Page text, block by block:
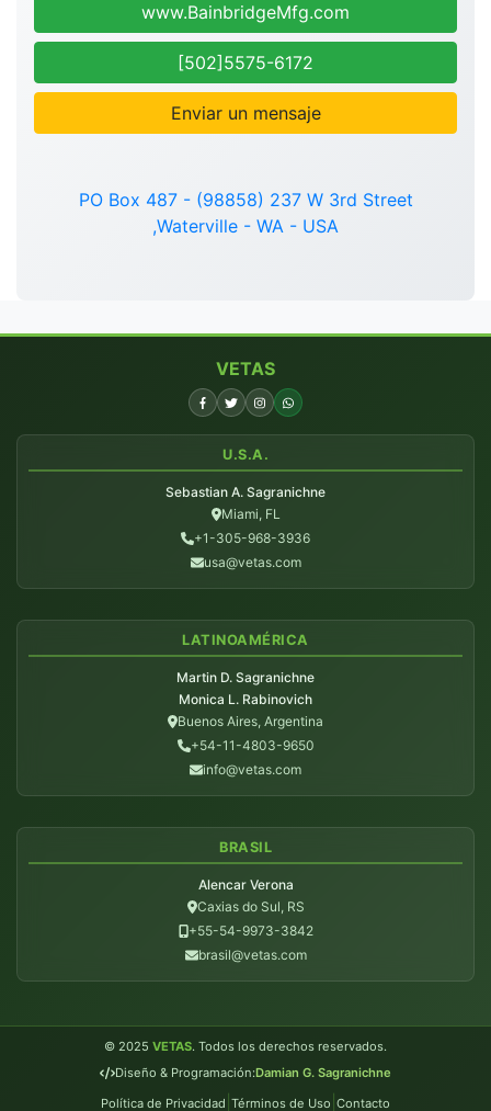
www.BainbridgeMfg.com
[502]5575-6172
Enviar un mensaje
PO Box 487 - (98858) 237 W 3rd Street
,Waterville - WA - USA
VETAS
U.S.A.
Sebastian A. Sagranichne
Miami, FL
+1-305-968-3936
usa@vetas.com
LATINOAMÉRICA
Martin D. Sagranichne
Monica L. Rabinovich
Buenos Aires, Argentina
+54-11-4803-9650
info@vetas.com
BRASIL
Alencar Verona
Caxias do Sul, RS
+55-54-9973-3842
brasil@vetas.com
© 2025 VETAS. Todos los derechos reservados.
Diseño & Programación:Damian G. Sagranichne
Política de Privacidad Términos de Uso Contacto